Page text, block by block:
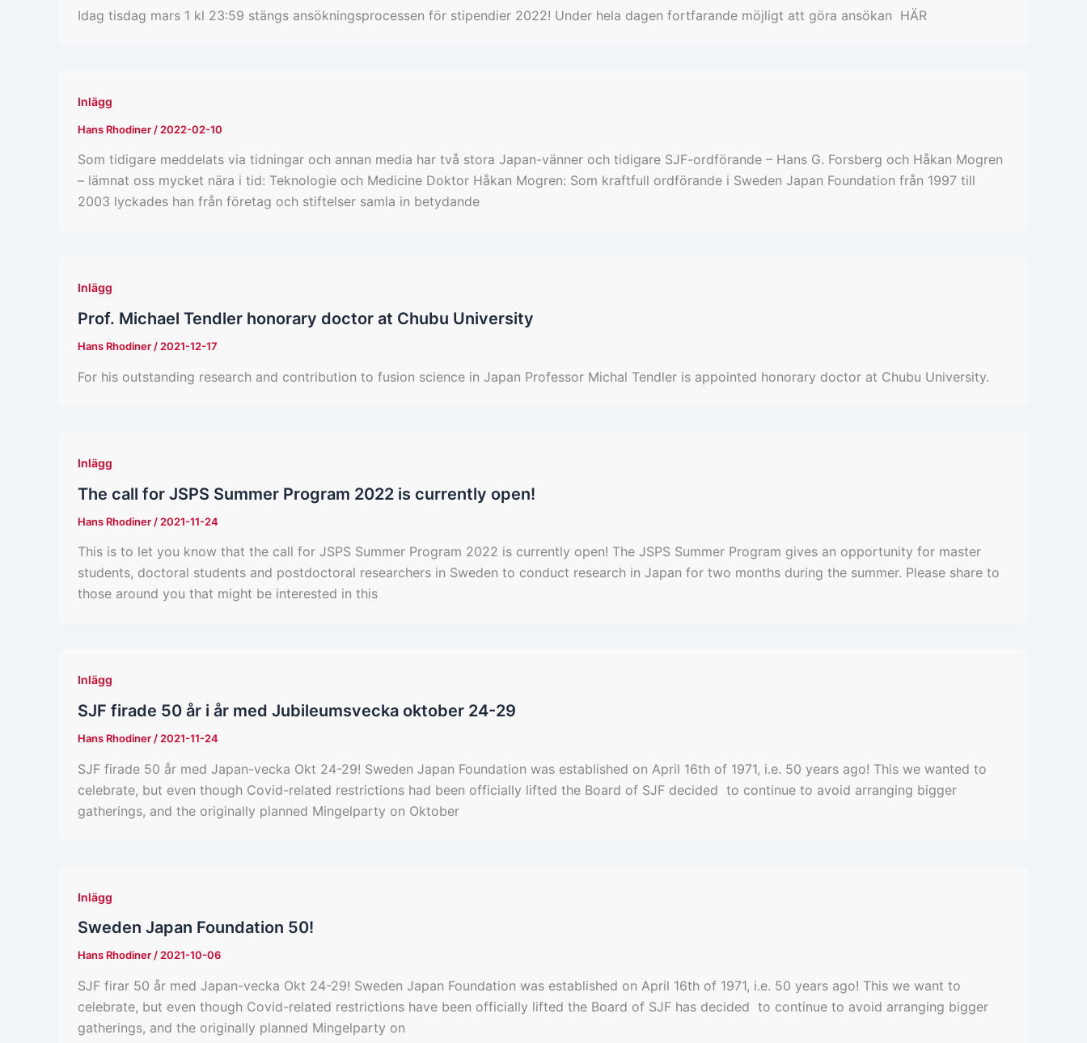
Idag tisdag mars 1 kl 23:59 stängs ansökningsprocessen för stipendier 2022! Under hela dagen fortfarande möjligt att göra ansökan HÄR
Inlägg
Hans Rhodiner / 2022-02-10
Som tidigare meddelats via tidningar och annan media har två stora Japan-vänner och tidigare SJF-ordförande – Hans G. Forsberg och Håkan Mogren
– lämnat oss mycket nära i tid: Teknologie och Medicine Doktor Håkan Mogren: Som kraftfull ordförande i Sweden Japan Foundation från 1997 till
2003 lyckades han från företag och stiftelser samla in betydande
Inlägg
Prof. Michael Tendler honorary doctor at Chubu University
Hans Rhodiner / 2021-12-17
For his outstanding research and contribution to fusion science in Japan Professor Michal Tendler is appointed honorary doctor at Chubu University.
Inlägg
The call for JSPS Summer Program 2022 is currently open!
Hans Rhodiner / 2021-11-24
This is to let you know that the call for JSPS Summer Program 2022 is currently open! The JSPS Summer Program gives an opportunity for master
students, doctoral students and postdoctoral researchers in Sweden to conduct research in Japan for two months during the summer. Please share to
those around you that might be interested in this
Inlägg
SJF firade 50 år i år med Jubileumsvecka oktober 24-29
Hans Rhodiner / 2021-11-24
SJF firade 50 år med Japan-vecka Okt 24-29! Sweden Japan Foundation was established on April 16th of 1971, i.e. 50 years ago! This we wanted to
celebrate, but even though Covid-related restrictions had been officially lifted the Board of SJF decided to continue to avoid arranging bigger
gatherings, and the originally planned Mingelparty on Oktober
Inlägg
Sweden Japan Foundation 50!
Hans Rhodiner/2021-10-06
SJF firar 50 år med Japan-vecka Okt 24-29! Sweden Japan Foundation was established on April 16th of 1971, i.e. 50 years ago! This we want to
celebrate, but even though Covid-related restrictions have been officially lifted the Board of SJF has decided to continue to avoid arranging bigger
gatherings, and the originally planned Mingelparty on